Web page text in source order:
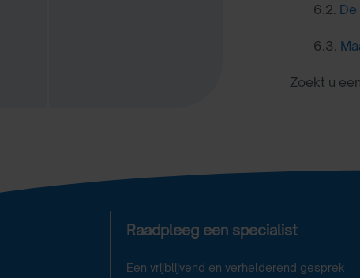
6.2.
6.3.
Zoekt u
Raadpleeg een specialist
Een vrijblijvend en verhelderend gesprek